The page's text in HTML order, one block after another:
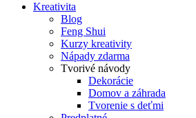
Kreativita
Blog
Feng Shui
Kurzy kreativity
Nápady zdarma
Tvorivé návody
Dekorácie
Domov a záhrada
Tvorenie s deťmi